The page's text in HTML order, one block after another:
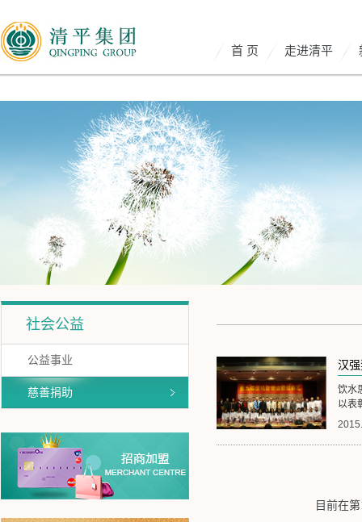
首 页 走进清平
社会公益
公益事业
慈善捐助
汉
饮水
以表
目前在第